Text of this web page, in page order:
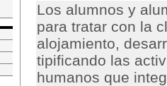
Los alumnos y
para tratar con la
alojamiento,
tipificando las
humanos que